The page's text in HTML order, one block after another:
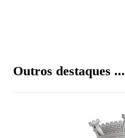
Outros destaques ...